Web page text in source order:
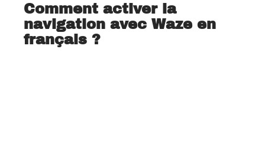
Comment activer la
navigation avec Waze en
français ?